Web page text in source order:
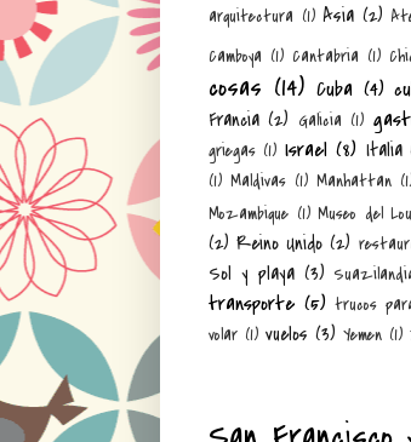
arquitectura (1) Asia (2)
Camboya (1) Cantabria (1)
cosas (14) Cuba (4)
Francia (2) Galicia (1)
griegas (1) Israel (8) Italia
(1) Maldivas (1) Manhattan
Mozambique (1) Museo del
(2) Reino Unido (2)
Sol y playa (3)
transporte (5) trucos
volar (1) vuelos (3) Yemen (1)